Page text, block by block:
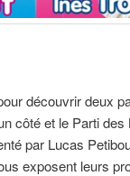
découvrir deux
côté et le Parti des
par Lucas
exposent leurs